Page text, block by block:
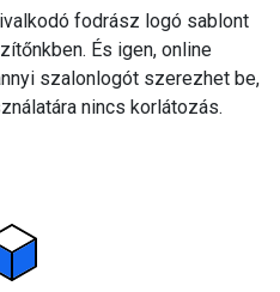
fodrász logó sablont
És igen, online
szalonlogót szerezhet be,
nincs korlátozás.